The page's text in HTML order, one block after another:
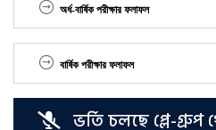
অর্ধ-বার্ষিক পরীক্ষার ফলাফল
বার্ষিক পরীক্ষার ফলাফল
ভর্তি চলছে প্লে-গ্রুপ